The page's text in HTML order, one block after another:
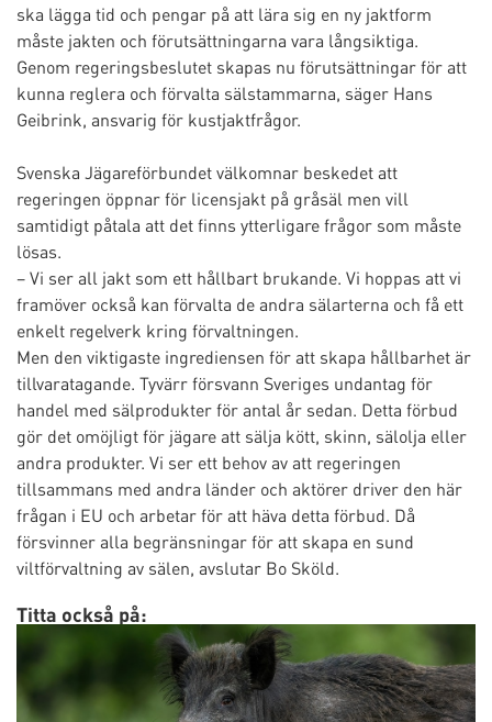
ska lägga tid och pengar på att lära sig en ny jaktform
måste jakten och förutsättningarna vara långsiktiga.
Genom regeringsbeslutet skapas nu förutsättningar för att
kunna reglera och förvalta sälstammarna, säger Hans
Geibrink, ansvarig för kustjaktfrågor.
Svenska Jägareförbundet välkomnar beskedet att
regeringen öppnar för licensjakt på gråsäl men vill
samtidigt påtala att det finns ytterligare frågor som måste
lösas.
– Vi ser all jakt som ett hållbart brukande. Vi hoppas att vi
framöver också kan förvalta de andra sälarterna och få ett
enkelt regelverk kring förvaltningen.
Men den viktigaste ingrediensen för att skapa hållbarhet är
tillvaratagande. Tyvärr försvann Sveriges undantag för
handel med sälprodukter för antal år sedan. Detta förbud
gör det omöjligt för jägare att sälja kött, skinn, sälolja eller
andra produkter. Vi ser ett behov av att regeringen
tillsammans med andra länder och aktörer driver den här
frågan i EU och arbetar för att häva detta förbud. Då
försvinner alla begränsningar för att skapa en sund
viltförvaltning av sälen, avslutar Bo Sköld.
Titta också på: